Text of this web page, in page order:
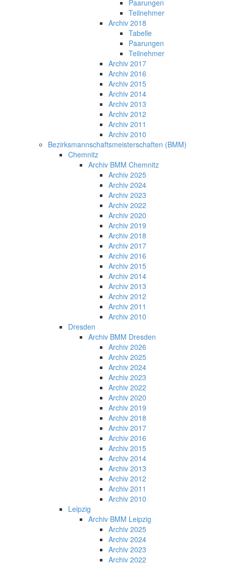
Paarungen
Teilnehmer
Archiv 2018
Tabelle
Paarungen
Teilnehmer
Archiv 2017
Archiv 2016
Archiv 2015
Archiv 2014
Archiv 2013
Archiv 2012
Archiv 2011
Archiv 2010
Bezirksmannschaftsmeisterschaften (BMM)
Chemnitz
Archiv BMM Chemnitz
Archiv 2025
Archiv 2024
Archiv 2023
Archiv 2022
Archiv 2020
Archiv 2019
Archiv 2018
Archiv 2017
Archiv 2016
Archiv 2015
Archiv 2014
Archiv 2013
Archiv 2012
Archiv 2011
Archiv 2010
Dresden
Archiv BMM Dresden
Archiv 2026
Archiv 2025
Archiv 2024
Archiv 2023
Archiv 2022
Archiv 2020
Archiv 2019
Archiv 2018
Archiv 2017
Archiv 2016
Archiv 2015
Archiv 2014
Archiv 2013
Archiv 2012
Archiv 2011
Archiv 2010
Leipzig
Archiv BMM Leipzig
Archiv 2025
Archiv 2024
Archiv 2023
Archiv 2022